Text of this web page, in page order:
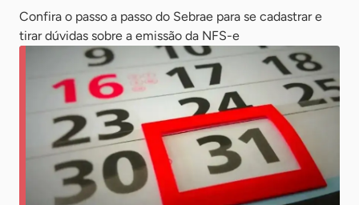
Confira o passo a passo do Sebrae para se cadastrar e
tirar dúvidas sobre a emissão da NFS-e